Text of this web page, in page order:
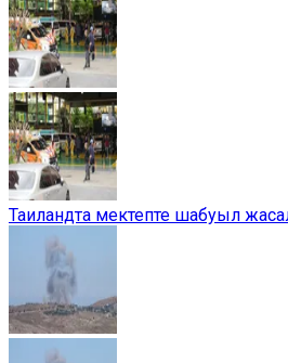
Таиландта мектепте шабуыл